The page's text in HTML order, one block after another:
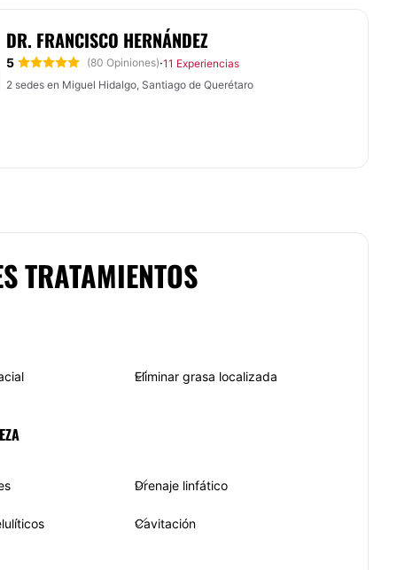
DR. FRANCISCO HERNÁNDEZ
5 (80 Opiniones)·11 Experiencias
2 sedes en Miguel Hidalgo, Santiago de Querétaro
TRATAMIENTOS
Eliminar grasa localizada
Drenaje linfático
Cavitación